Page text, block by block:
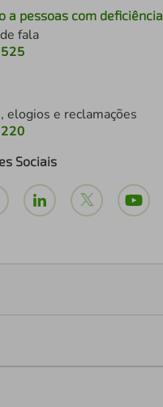
a pessoas com deficiência
fala
elogios e reclamações
Sociais